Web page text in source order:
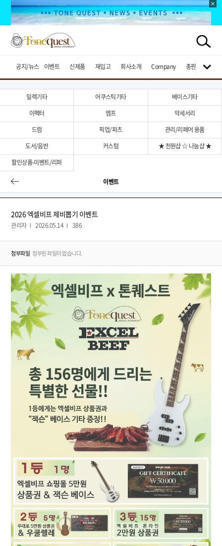
공지/뉴스 이벤트 신제품 재입고 회사소개 Company 총판브랜드
일렉기타 어쿠스틱기타
베이스기타
이펙터
엠프
악세서리
드럼
픽업/파츠
관리/리페어 용품
도서/음반
커스텀
★ 천원샵 ☆ 나눔샵 ★
할인상품-이벤트/리퍼
이벤트
2026 엑셀비프 제비뽑기 이벤트
관리자 2026.05.14 386
첨부파일 첨부된 파일이 없습니다.